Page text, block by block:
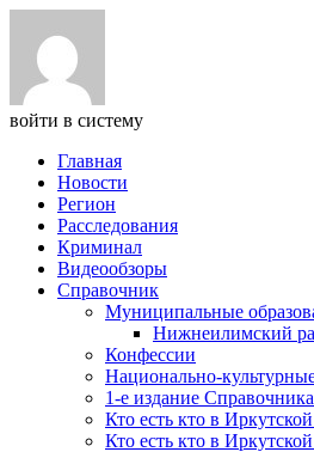
войти в систему
Главная
Новости
Регион
Расследования
Криминал
Видеообзоры
Справочник
Муниципальные
Нижнеилимский
Конфессии
Национально-
1-е издание
Кто есть кто в
Кто есть кто в